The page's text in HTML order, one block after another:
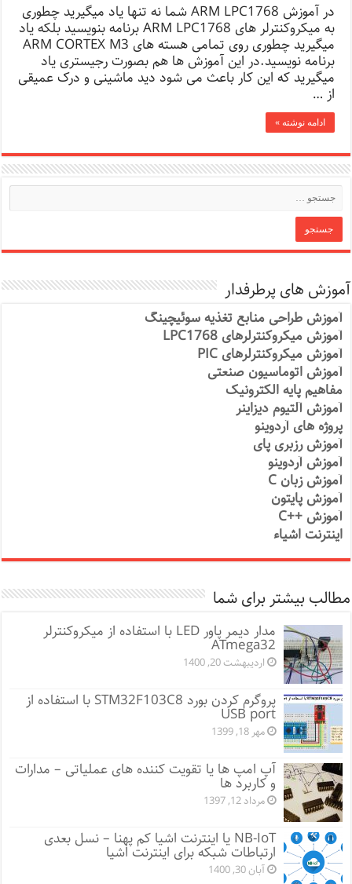
در آموزش ARM LPC1768 شما نه تنها یاد میگیرید چطوری
به میکروکنترلر های ARM LPC1768 برنامه بنویسید بلکه یاد
میگیرید چطوری روی تمامی هسته های ARM CORTEX M3
برنامه نویسید.در این آموزش ها هم بصورت رجیستری یاد
میگیرید که این کار باعث می شود دید ماشینی و درک عمیقی
از …
ادامه نوشته »
آموزش های پرطرفدار
آموزش طراحی منابع تغذیه سوئیچینگ
آموزش میکروکنترلرهای LPC1768
آموزش میکروکنترلرهای PIC
آموزش اتوماسیون صنعتی
مفاهیم پایه الکترونیک
آموزش آلتیوم دیزاینر
پروژه های آردوینو
آموزش رزبری پای
آموزش آردوینو
آموزش زبان C
آموزش پایتون
آموزش ++C
اینترنت اشیاء
مطالب بیشتر برای شما
مدار دیمر پاور LED با استفاده از میکروکنترلر
ATmega32
اردیبهشت 20, 1400
پروگرم کردن بورد STM32F103C8 با استفاده از
USB port
مهر 18, 1399
آپ امپ ها یا تقویت کننده های عملیاتی – مدارات
و کاربرد ها
مرداد 12, 1397
NB-IoT یا اینترنت اشیا کم پهنا – نسل بعدی
ارتباطات شبکه برای اینترنت اشیا
آبان 30, 1400